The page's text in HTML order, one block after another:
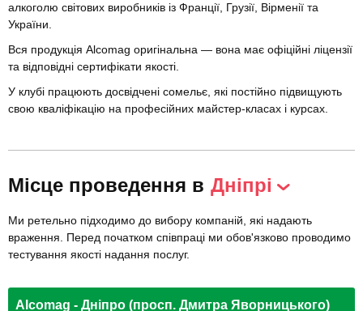
алкоголю світових виробників із Франції, Грузії, Вірменії та
України.
Вся продукція Alcomag оригінальна — вона має офіційні ліцензії
та відповідні сертифікати якості.
У клубі працюють досвідчені сомельє, які постійно підвищують
свою кваліфікацію на професійних майстер-класах і курсах.
Місце проведення в Дніпрі
Ми ретельно підходимо до вибору компаній, які надають
враження. Перед початком співпраці ми обов'язково проводимо
тестування якості надання послуг.
Alcomag - Дніпро (просп. Дмитра Яворницького)